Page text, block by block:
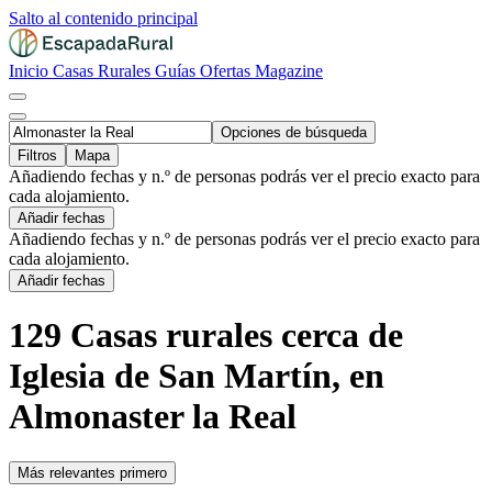
Salto al contenido principal
Inicio Casas Rurales Guías Ofertas Magazine
Opciones de búsqueda
Filtros
Mapa
Añadiendo fechas y n.º de personas podrás ver el precio exacto para
cada alojamiento.
Añadir fechas
Añadiendo fechas y n.º de personas podrás ver el precio exacto para
cada alojamiento.
Añadir fechas
129 Casas rurales cerca de
Iglesia de San Martín, en
Almonaster la Real
Más relevantes primero